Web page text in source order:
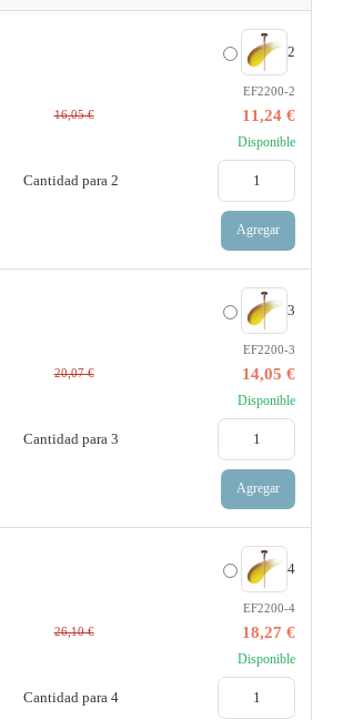
2
EF2200-2
16,05 €
11,24 €
Disponible
Cantidad para 2
Agregar
3
EF2200-3
20,07 €
14,05 €
Disponible
Cantidad para 3
Agregar
4
EF2200-4
26,10 €
18,27 €
Disponible
Cantidad para 4